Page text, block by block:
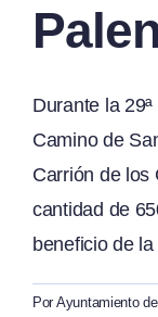
Durante la
Camino de
Carrión de los
cantidad de
beneficio de
Por Ayuntamiento